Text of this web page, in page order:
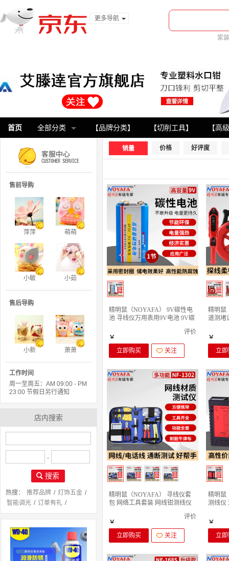
更多导航
家
首页 全部分类 【品牌分类】 【切削工具】 【高
售前导购
萍萍 萌萌
小敏 小茹
售后导购
小新 萧萧
工作时间
周一至周五：AM 09:00 - PM
23:00 节假日另行通知
店内搜索
-
搜索
热搜： 推荐品牌 / 灯饰五金 /
智能调光 / 订单有礼 /
安装服务 /
销量 价格 好评度
精明鼠（NOYAFA） 9V碳性电
池 寻线仪万用表用9V电池 9V碳
评价
￥
立即购买
关注
精明鼠
道测堵
米
￥
立
精明鼠（NOYAFA） 寻线仪套
包 网络工具套装 网线钳测线仪
15件套
评价
￥
立即购买
关注
精明鼠
测线仪
￥
立